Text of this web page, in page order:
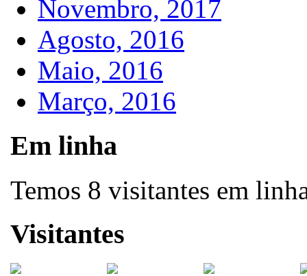
Novembro, 2017
Agosto, 2016
Maio, 2016
Março, 2016
Em linha
Temos 8 visitantes em
Visitantes